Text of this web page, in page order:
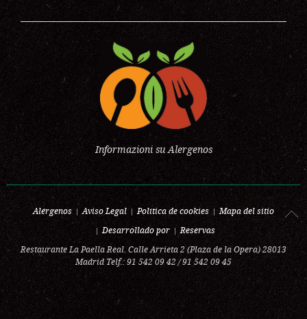
Informazioni su Alergenos
Alérgenos Aviso Legal Política de cookies Mapa del sitio
Desarrollado por Reservas
Restaurante La Paella Real. Calle Arrieta 2 (Plaza de la Opera) 28013
Madrid Telf.: 91 542 09 42 / 91 542 09 45